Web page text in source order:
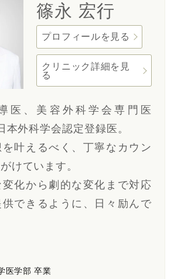
篠永 宏行
プロフィールを見る
クリニック詳細を見
る
医、美容外科学会専門医
本外科学会認定登録医。
叶えるべく、丁寧なカウン
けています。
化から劇的な変化まで対応
できるように、日々励んで
医学部 卒業